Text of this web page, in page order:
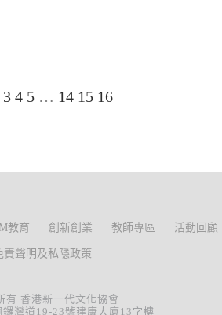
3 4 5 … 14 15 16
教育 創新創業 教師專區 活動回顧
責聲明及私隱政策
有 香港新一代文化協會
灣道19-23號建康大廈13字樓